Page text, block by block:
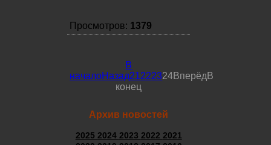
Просмотров: 1379
В
началоНазад21222324ВперёдВ
конец
Архив новостей
2025 2024 2023 2022 2021